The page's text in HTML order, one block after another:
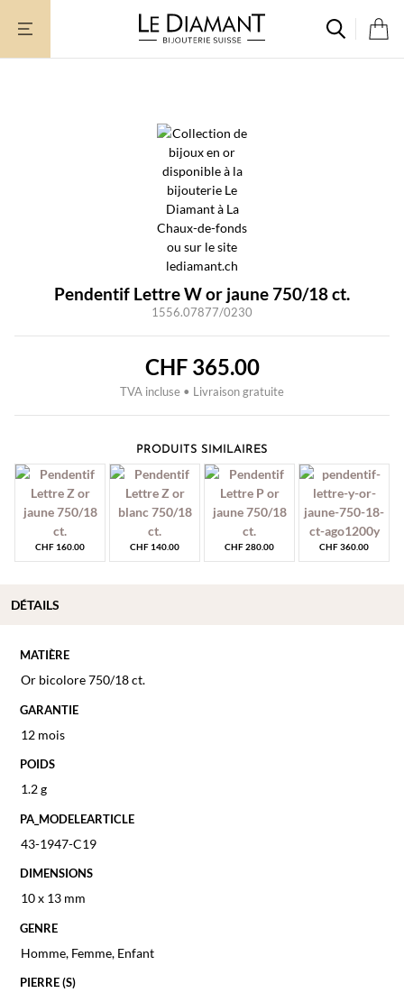
Pendentif Lettre W or jaune 750/18 ct.
1556.07877/0230
CHF365.00
TVA incluse • Livraison gratuite
PRODUITS SIMILAIRES
CHF 160.00 CHF 140.00 CHF280.00 CHF360.00
MATIÈRE
Or bicolore 750/18 ct.
GARANTIE
12 mois
POIDS
1.2 g
PA_MODELEARTICLE
43-1947-C19
DIMENSIONS
10 x 13 mm
GENRE
Homme, Femme, Enfant
PIERRE (S)
DÉTAILS